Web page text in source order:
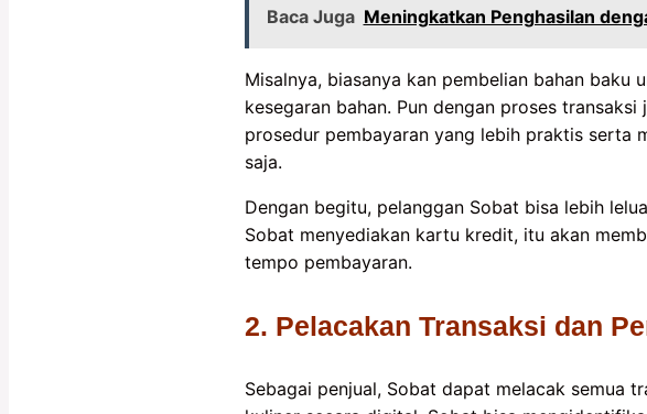
Baca Juga Meningkatkan Penghasilan
Misalnya, biasanya kan pembelian bahan baku
kesegaran bahan. Pun dengan proses
prosedur pembayaran yang lebih praktis serta
saja.
Dengan begitu, pelanggan Sobat bisa lebih
Sobat menyediakan kartu kredit, itu akan
tempo pembayaran.
2. Pelacakan Transaksi dan
Sebagai penjual, Sobat dapat melacak semua